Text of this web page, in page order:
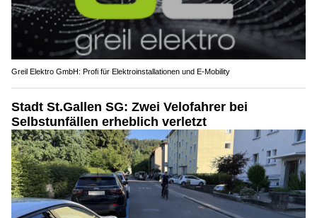
Greil Elektro GmbH: Profi für Elektroinstallationen und E-Mobility
Stadt St.Gallen SG: Zwei Velofahrer bei
Selbstunfällen erheblich verletzt